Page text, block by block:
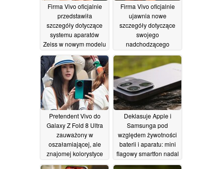
Firma Vivo oficjalnie
przedstawiła
szczegóły dotyczące
systemu aparatów
Zeiss w nowym modelu
składanego telefonu
16/06/2026
Firma Vivo oficjalnie
ujawnia nowe
szczegóły dotyczące
swojego
nadchodzącego
telefonu z
wyświetlaczem
składanym
Pretendent Vivo do
Galaxy Z Fold 8 Ultra
zauważony w
oszałamiającej, ale
znajomej kolorystyce
przed premierą
Deklasuje Apple i
Samsunga pod
względem żywotności
baterii i aparatu: mini
flagowy smartfon nadal
rozczarowuje w